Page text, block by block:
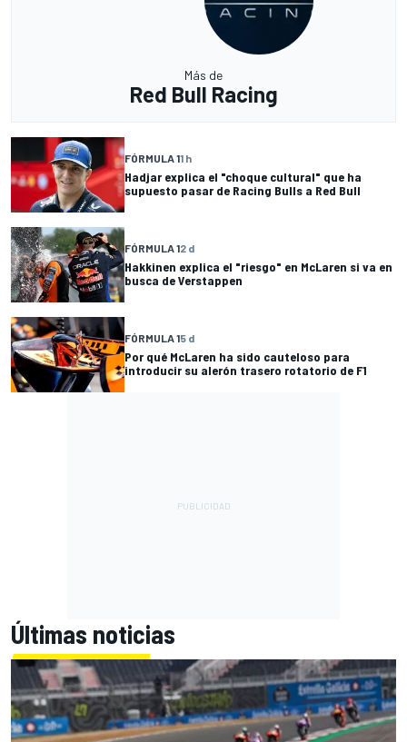
Más de
Red Bull Racing
FÓRMULA 11 h
Hadjar explica el "choque cultural" que ha
supuesto pasar de Racing Bulls a Red Bull
FÓRMULA 12 d
Hakkinen explica el "riesgo" en McLaren si va en
busca de Verstappen
FÓRMULA 15 d
Por qué McLaren ha sido cauteloso para
introducir su alerón trasero rotatorio de F1
Últimas noticias